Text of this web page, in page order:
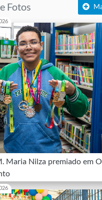
Fotos
Maria Nilza premiado em